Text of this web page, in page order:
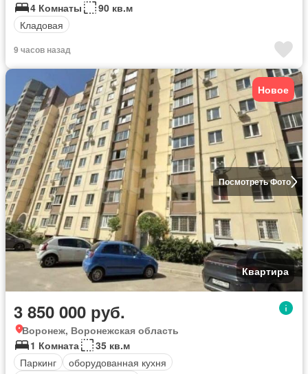
4 Комнаты
90 кв.м
Кладовая
9 часов назад
Посмотреть Фото
Новое
Квартира
3 850 000 руб.
Воронеж, Воронежская область
1 Комната
35 кв.м
Паркинг
оборудованная кухня